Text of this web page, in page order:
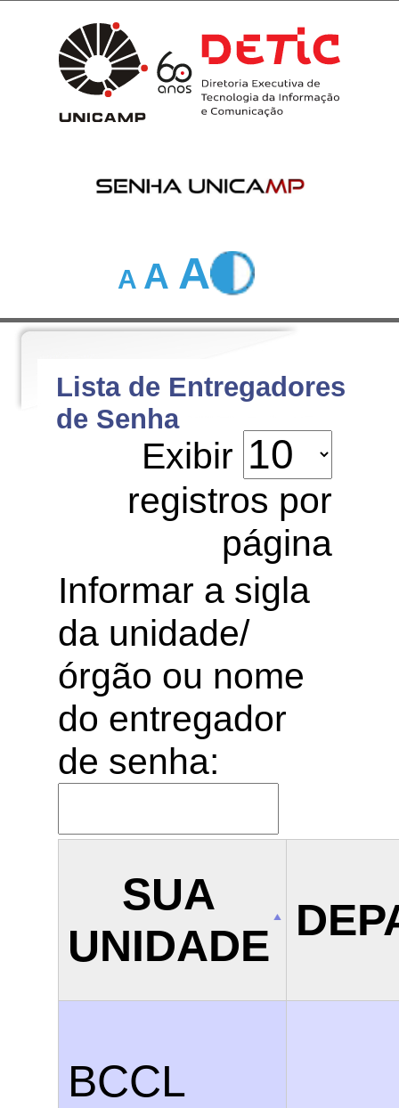
A A A
Lista de Entregadores
de Senha
Exibir
registros por
página
Informar a sigla
da unidade/
órgão ou nome
do entregador
de senha:
SUA
UNIDADE
BCCL